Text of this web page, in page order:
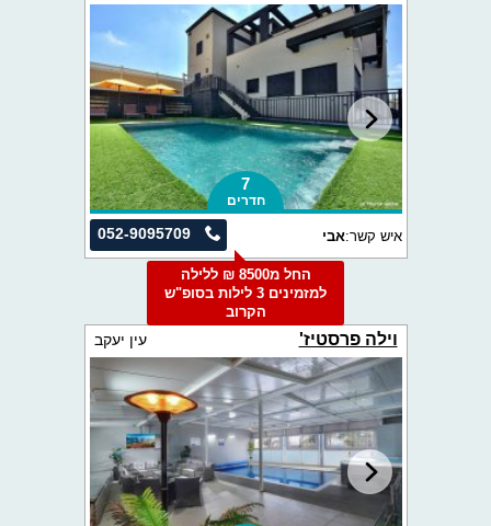
7
חדרים
052-9095709 איש קשר:אבי
החל מ8500 ₪ ללילה
למזמינים 3 לילות בסופ"ש
הקרוב
וילה פרסטיז' עין יעקב